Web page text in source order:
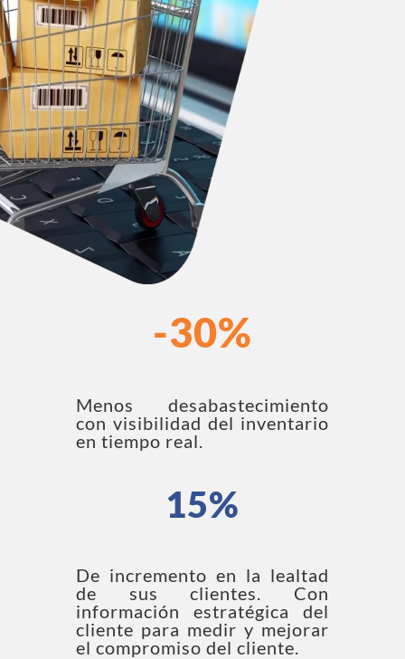
-30%
Menos desabastecimiento
con visibilidad del inventario
en tiempo real.
15%
De incremento en la lealtad
de sus clientes. Con
información estratégica del
cliente para medir y mejorar
el compromiso del cliente.